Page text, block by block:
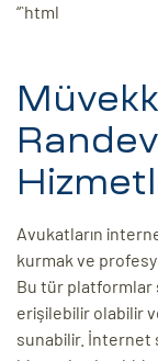
“`html
Avukatların
kurmak ve
Bu tür platformlar
erişilebilir olabilir
sunabilir. İnternet